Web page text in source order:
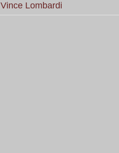
Vince Lombardi